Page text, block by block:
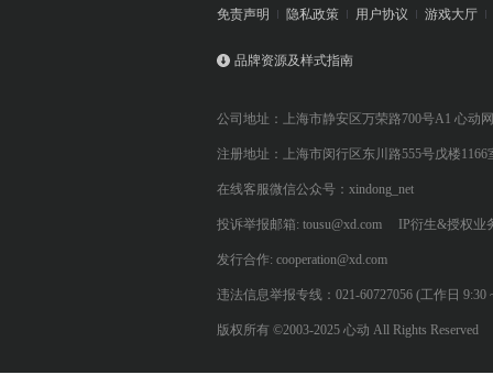
免责声明 隐私政策 用户协议 游戏大厅
品牌资源及样式指南
公司地址：上海市静安区万荣路700号A1 心动
注册地址：上海市闵行区东川路555号戊楼1166
在线客服微信公众号：xindong_net
投诉举报邮箱: tousu@xd.com IP衍生&授权业
发行合作: cooperation@xd.com
违法信息举报专线：021-60727056 (工作日 9:30
版权所有 ©2003-2025 心动 All Rights Reserved